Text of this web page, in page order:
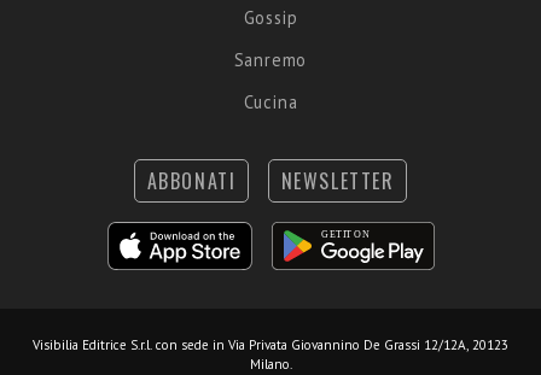
Gossip
Sanremo
Cucina
ABBONATI NEWSLETTER
Visibilia Editrice S.r.l. con sede in Via Privata Giovannino De Grassi 12/12A, 20123
Milano.